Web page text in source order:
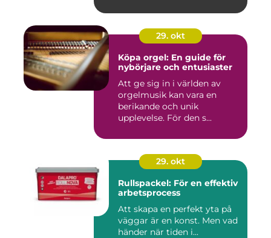
29. okt
Köpa orgel: En guide för
nybörjare och entusiaster
Att ge sig in i världen av
orgelmusik kan vara en
berikande och unik
upplevelse. För den s...
29. okt
Rullspackel: För en effektiv
arbetsprocess
Att skapa en perfekt yta på
väggar är en konst. Men vad
händer när tiden i...